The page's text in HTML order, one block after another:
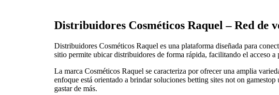
Distribuidores Cosméticos Raquel – Red de
Distribuidores Cosméticos Raquel es una plataforma diseñada para
sitio permite ubicar distribuidores de forma rápida, facilitando el acceso a
La marca Cosméticos Raquel se caracteriza por ofrecer una amplia
enfoque está orientado a brindar soluciones betting sites not on gamestop
gastar de más.